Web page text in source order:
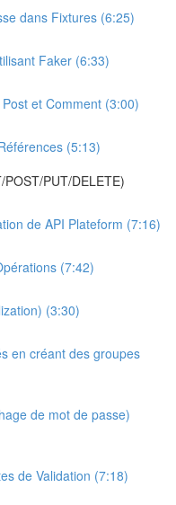
dans Fixtures (6:25)
Faker (6:33)
et Comment (3:00)
(5:13)
PUT/DELETE)
de API Plateform (7:16)
(7:42)
(3:30)
en créant des groupes
de mot de passe)
de Validation (7:18)